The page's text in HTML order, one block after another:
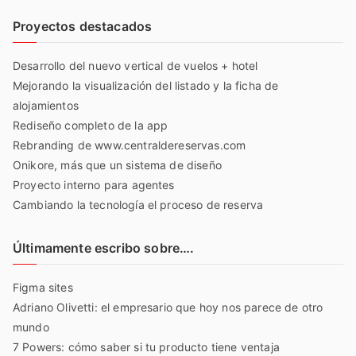
Proyectos destacados
Desarrollo del nuevo vertical de vuelos + hotel
Mejorando la visualización del listado y la ficha de
alojamientos
Rediseño completo de la app
Rebranding de www.centraldereservas.com
Onikore, más que un sistema de diseño
Proyecto interno para agentes
Cambiando la tecnología el proceso de reserva
Últimamente escribo sobre….
Figma sites
Adriano Olivetti: el empresario que hoy nos parece de otro
mundo
7 Powers: cómo saber si tu producto tiene ventaja